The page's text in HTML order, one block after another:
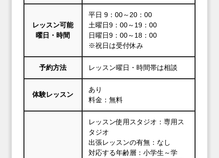
レッスン可能
曜日・時間
平日 9：00～20：00
土曜日9：00～19：00
日曜日9：00～18：00
※祝日は受付休み
予約方法 レッスン曜日・時間帯は相談
体験レッスン
あり
料金：無料
レッスン使用スタジオ：専用ス
タジオ
出張レッスンの有無：なし
対応する年齢層：小学生～学